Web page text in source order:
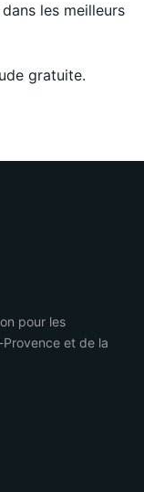
les meilleurs
gratuite.
pour les
et de la